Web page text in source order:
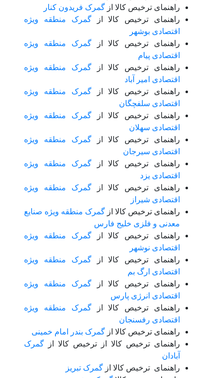
راهنمای ترخیص کالا از گمرک فریدون کنار
راهنمای ترخیص کالا ازگمرک منطقه ویژه
اقتصادی بوشهر
راهنمای ترخیص کالا ازگمرک منطقه ویژه
اقتصادی پیام
راهنمای ترخیص کالا ازگمرک منطقه ویژه
اقتصادی امیر آباد
راهنمای ترخیص کالا ازگمرک منطقه ویژه
اقتصادی سلفچگان
راهنمای ترخیص کالا ازگمرک منطقه ویژه
اقتصادی سهلان
راهنمای ترخیص کالا ازگمرک منطقه ویژه
اقتصادی سیرجان
راهنمای ترخیص کالا ازگمرک منطقه ویژه
اقتصادی یزد
راهنمای ترخیص کالا ازگمرک منطقه ویژه
اقتصادی شیراز
راهنمای ترخیص کالا از گمرک منطقه ویژه صنایع
معدنی و فلزی خلیج فارس
راهنمای ترخیص کالا ازگمرک منطقه ویژه
اقتصادی نوشهر
راهنمای ترخیص کالا ازگمرک منطقه ویژه
اقتصادی ارگ بم
راهنمای ترخیص کالا ازگمرک منطقه ویژه
اقتصادی انرژی پارس
راهنمای ترخیص کالا ازگمرک منطقه ویژه
اقتصادی رفسنجان
راهنمای ترخیص کالا از گمرک بندر امام خمینی
راهنمای ترخیص کالا از ترخیص کالا از گمرک
آبادان
راهنمای ترخیص کالا از گمرک تبریز